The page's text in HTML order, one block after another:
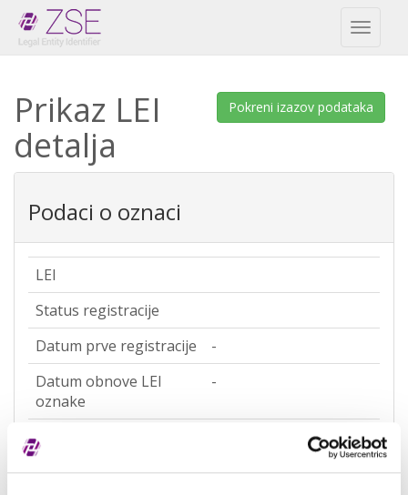
Toggle
Pokreni izazov podataka
Prikaz LEI
detalja
Podaci o oznaci
LEI
Status registracije
Datum prve registracije
-
Datum obnove LEI
oznake
-
Datum zadnjeg
ažuriranja